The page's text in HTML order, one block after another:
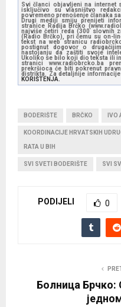
Svi članci objavljeni na internet
isključivo su vlasništvo
povremeno prenošenje članaka
Drugi mediji smiju prenijeti
stranice Radija Brčko
najviše četiri reda (300 slovnih
(Radio Brčko), pri čemu su on-
tekst na web stranicu
postignut dogovor o
nastojanju da zaštiti svoje
Ukoliko se bilo koji dio teksta ili
stranici www.radiobrcko.ba
prekršioca će biti pokrenut
distrikta. Za detaljnije
KORIŠTENJA.
BODERIŠTE BRČKO IVO
KOORDINACIJE HRVATSKIH
RATA U BIH
SVI SVETI BODERIŠTE SVI
PODIJELI 0
Болница Брчко: